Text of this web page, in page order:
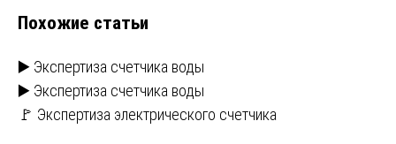
Похожие статьи
▶️ Экспертиза счетчика воды
▶️ Экспертиза счетчика воды
🚩 Экспертиза электрического счетчика